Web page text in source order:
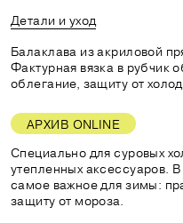
Детали и уход
Балаклава из акриловой
Фактурная вязка в рубчик
облегание, защиту от
АРХИВ ONLINE
Специально для суровых
утепленных аксессуаров.
самое важное для зимы:
защиту от мороза.